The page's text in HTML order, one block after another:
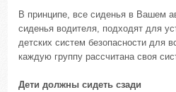
В принципе, все сиденья в Вашем
сиденья водителя, подходят для
детских систем безопасности для
каждую группу рассчитана своя
Дети должны сидеть сзади